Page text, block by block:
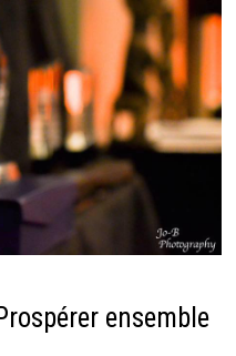
ensemble